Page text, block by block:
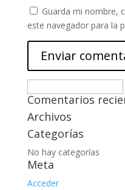
Guarda mi nombre,
este navegador para la
Comentarios
Archivos
Categorías
No hay categorías
Meta
Acceder